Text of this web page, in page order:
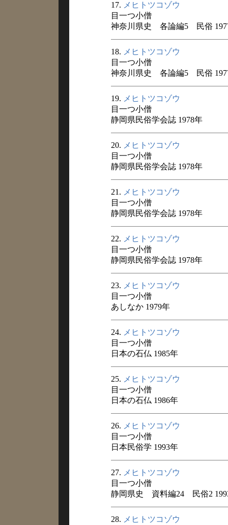
17. メヒトツコゾウ
目一つ小僧
神奈川県史 各論編5 民俗
18. メヒトツコゾウ
目一つ小僧
神奈川県史 各論編5 民俗
19. メヒトツコゾウ
目一つ小僧
静岡県民俗学会誌 1978年
20. メヒトツコゾウ
目一つ小僧
静岡県民俗学会誌 1978年
21. メヒトツコゾウ
目一つ小僧
静岡県民俗学会誌 1978年
22. メヒトツコゾウ
目一つ小僧
静岡県民俗学会誌 1978年
23. メヒトツコゾウ
目一つ小僧
あしなか 1979年
24. メヒトツコゾウ
目一つ小僧
日本の石仏 1985年
25. メヒトツコゾウ
目一つ小僧
日本の石仏 1986年
26. メヒトツコゾウ
目一つ小僧
日本民俗学 1993年
27. メヒトツコゾウ
目一つ小僧
静岡県史 資料編24 民俗2
28. メヒトツコゾウ